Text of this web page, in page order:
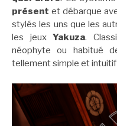
présent et débarque
stylés les uns que les
les jeuxYakuza.
néophyte ou habitué
tellement simple et intuitif